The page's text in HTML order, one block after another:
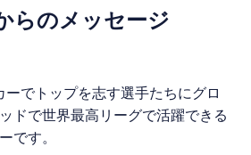
らのメッセージ
でトップを志す選手たちにグロ
ドで世界最高リーグで活躍できる
です。